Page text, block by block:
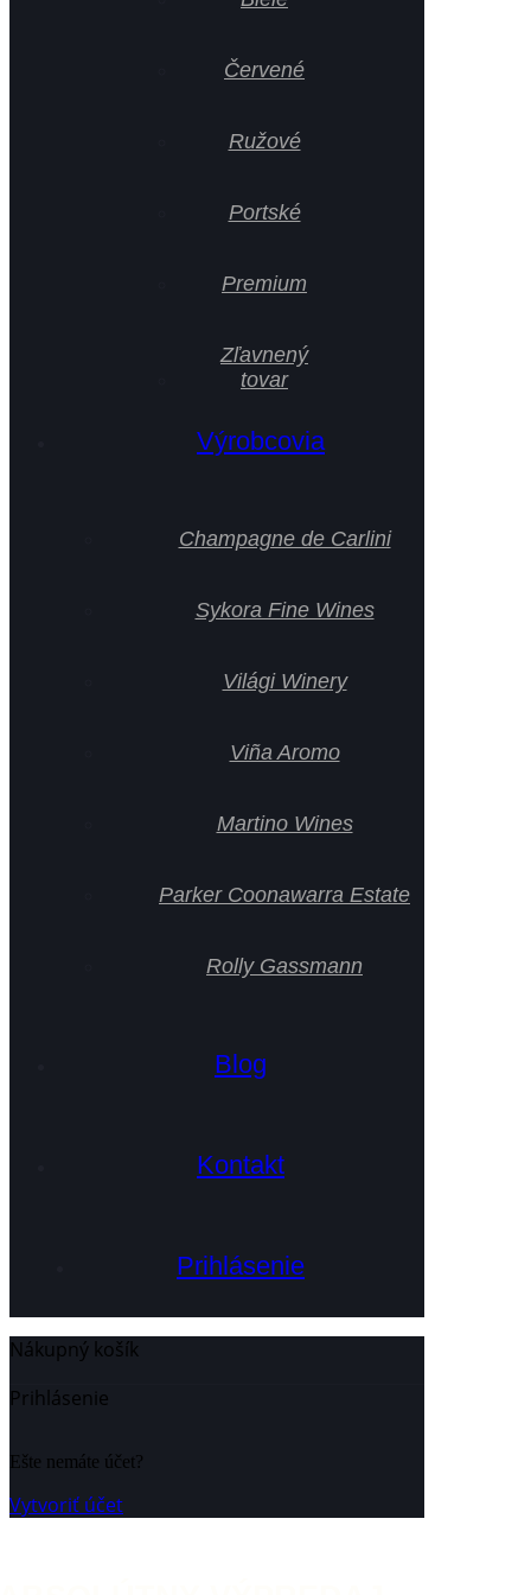
Červené
Ružové
Portské
Premium
Zľavnený
tovar
Výrobcovia
Champagne de Carlini
Sykora Fine Wines
Világi Winery
Viña Aromo
Martino Wines
Parker Coonawarra Estate
Rolly Gassmann
Blog
Kontakt
Prihlásenie
Nákupný košík
Prihlásenie
Ešte nemáte účet?
Vytvoriť účet